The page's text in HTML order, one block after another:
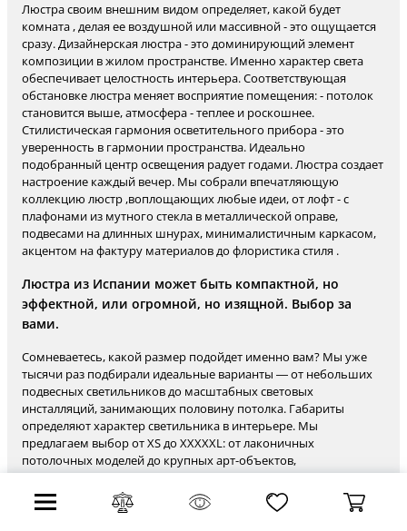
Люстра своим внешним видом определяет, какой будет
комната , делая ее воздушной или массивной - это ощущается
сразу. Дизайнерская люстра - это доминирующий элемент
композиции в жилом пространстве. Именно характер света
обеспечивает целостность интерьера. Соответствующая
обстановке люстра меняет восприятие помещения: - потолок
становится выше, атмосфера - теплее и роскошнее.
Стилистическая гармония осветительного прибора - это
уверенность в гармонии пространства. Идеально
подобранный центр освещения радует годами. Люстра создает
настроение каждый вечер. Мы собрали впечатляющую
коллекцию люстр ,воплощающих любые идеи, от лофт - с
плафонами из мутного стекла в металлической оправе,
подвесами на длинных шнурах, минималистичным каркасом,
акцентом на фактуру материалов до флористика стиля .
Люстра из Испании может быть компактной, но
эффектной, или огромной, но изящной. Выбор за
вами.
Сомневаетесь, какой размер подойдет именно вам? Мы уже
тысячи раз подбирали идеальные варианты — от небольших
подвесных светильников до масштабных световых
инсталляций, занимающих половину потолка. Габариты
определяют характер светильника в интерьере. Мы
предлагаем выбор от XS до XXXXXL: от лаконичных
потолочных моделей до крупных арт-объектов,
приковывающих внимание. Размер — это не ограничение, а
возможность. От небольших до огромных — всё уже
просчитано, проверено и ждёт вас на складе. Выбирайте